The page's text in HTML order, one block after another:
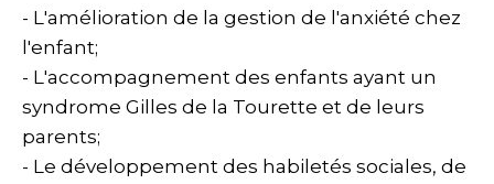
- L'amélioration de la gestion de l'anxiété chez
l'enfant;
- L'accompagnement des enfants ayant un
syndrome Gilles de la Tourette et de leurs
parents;
- Le développement des habiletés sociales, de